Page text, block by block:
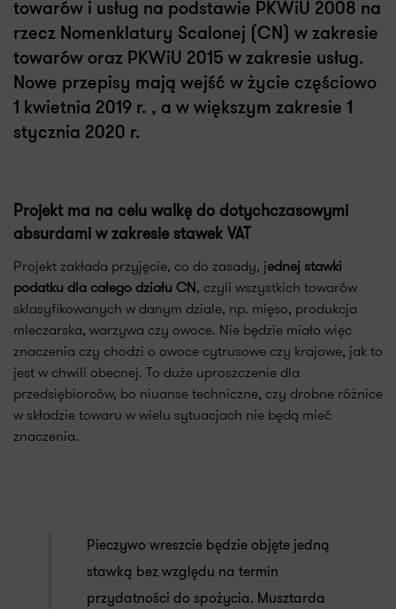
towarów i usług na podstawie PKWiU 2008 na
rzecz Nomenklatury Scalonej (CN) w zakresie
towarów oraz PKWiU 2015 w zakresie usług.
Nowe przepisy mają wejść w życie częściowo
1 kwietnia 2019 r. , a w większym zakresie 1
stycznia 2020 r.
Projekt ma na celu walkę do dotychczasowymi
absurdami w zakresie stawek VAT
Projekt zakłada przyjęcie, co do zasady, jednej stawki
podatku dla całego działu CN, czyli wszystkich towarów
sklasyfikowanych w danym dziale, np. mięso, produkcja
mleczarska, warzywa czy owoce. Nie będzie miało więc
znaczenia czy chodzi o owoce cytrusowe czy krajowe, jak to
jest w chwili obecnej. To duże uproszczenie dla
przedsiębiorców, bo niuanse techniczne, czy drobne różnice
w składzie towaru w wielu sytuacjach nie będą mieć
znaczenia.
Pieczywo wreszcie będzie objęte jedną
stawką bez względu na termin
przydatności do spożycia. Musztarda